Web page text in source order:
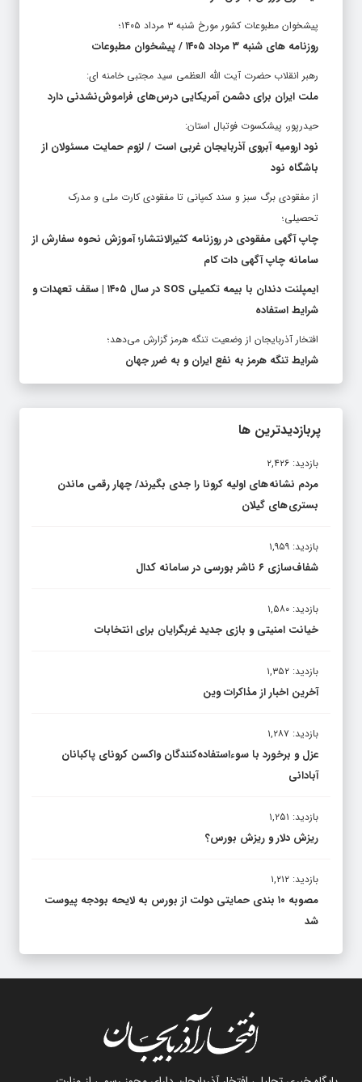
پیشخوان مطبوعات کشور مورخ شنبه ۳ مرداد ۱۴۰۵؛
روزنامه های شنبه ۳ مرداد ۱۴۰۵ / پیشخوان مطبوعات
رهبر انقلاب حضرت آیت الله العظمی سید مجتبی خامنه ای:
ملت ایران برای دشمن آمریکایی درس‌های فراموش‌نشدنی دارد
حیدرپور، پیشکسوت فوتبال استان:
نود ارومیه آبروی آذربایجان غربی است / لزوم حمایت مسئولان از
باشگاه نود
از مفقودی برگ سبز و سند کمپانی تا مفقودی کارت ملی و مدرک
تحصیلی؛
چاپ آگهی مفقودی در روزنامه کثیرالانتشار؛ آموزش نحوه سفارش از
سامانه چاپ آگهی دات کام
ایمپلنت دندان با بیمه تکمیلی SOS در سال ۱۴۰۵ | سقف تعهدات و
شرایط استفاده
افتخار آذربایجان از وضعیت تنگه هرمز گزارش می‌دهد؛
شرایط تنگه هرمز به نفع ایران و به ضرر جهان
پربازدیدترین ها
بازدید: ۲,۴۲۶
مردم نشانه های اولیه کرونا را جدی بگیرند/ چهار رقمی ماندن
بستری های گیلان
بازدید: ۱,۹۵۹
شفاف‌سازی ۶ ناشر بورسی در سامانه کدال
بازدید: ۱,۵۸۰
خیانت امنیتی و بازی جدید غربگرایان برای انتخابات
بازدید: ۱,۳۵۲
آخرین اخبار از مذاکرات وین
بازدید: ۱,۲۸۷
عزل و برخورد با سوءاستفاده‌کنندگان واکسن کرونای پاکبانان
آبادانی
بازدید: ۱,۲۵۱
ریزش دلار و ریزش بورس؟
بازدید: ۱,۲۱۲
مصوبه ۱۰ بندی حمایتی دولت از بورس به لایحه بودجه پیوست
شد